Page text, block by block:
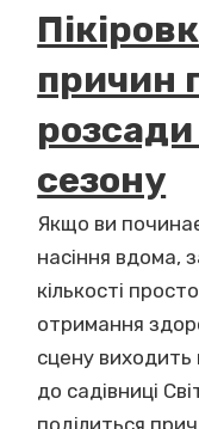
причин
розсади
сезону
Якщо ви
насіння вдома,
кількості
отримання
сцену
до садівниці
поділиться